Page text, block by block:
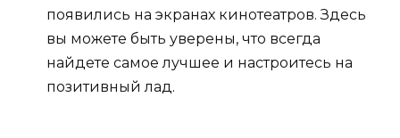
появились на экранах кинотеатров. Здесь
вы можете быть уверены, что всегда
найдете самое лучшее и настроитесь на
позитивный лад.